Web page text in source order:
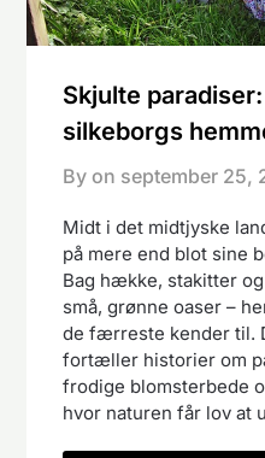
Skjulte
silkeborgs
By on september 25,
Midt i det midtjyske
på mere end blot sine
Bag hække, stakitter
små, grønne oaser –
de færreste kender til.
fortæller historier om
frodige blomsterbede
hvor naturen får lov at